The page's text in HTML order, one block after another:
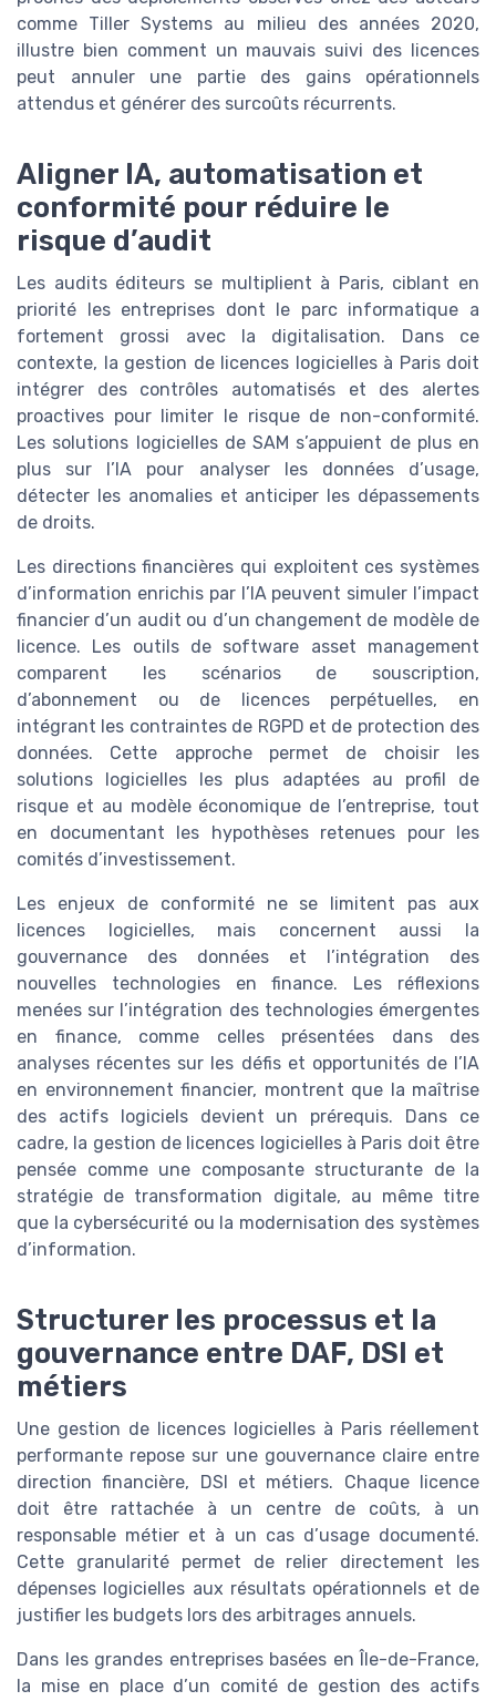
comme Tiller Systems au milieu des années 2020,
illustre bien comment un mauvais suivi des licences
peut annuler une partie des gains opérationnels
attendus et générer des surcoûts récurrents.
Aligner IA, automatisation et
conformité pour réduire le
risque d’audit
Les audits éditeurs se multiplient à Paris, ciblant en
priorité les entreprises dont le parc informatique a
fortement grossi avec la digitalisation. Dans ce
contexte, la gestion de licences logicielles à Paris doit
intégrer des contrôles automatisés et des alertes
proactives pour limiter le risque de non-conformité.
Les solutions logicielles de SAM s’appuient de plus en
plus sur l’IA pour analyser les données d’usage,
détecter les anomalies et anticiper les dépassements
de droits.
Les directions financières qui exploitent ces systèmes
d’information enrichis par l’IA peuvent simuler l’impact
financier d’un audit ou d’un changement de modèle de
licence. Les outils de software asset management
comparent les scénarios de souscription,
d’abonnement ou de licences perpétuelles, en
intégrant les contraintes de RGPD et de protection des
données. Cette approche permet de choisir les
solutions logicielles les plus adaptées au profil de
risque et au modèle économique de l’entreprise, tout
en documentant les hypothèses retenues pour les
comités d’investissement.
Les enjeux de conformité ne se limitent pas aux
licences logicielles, mais concernent aussi la
gouvernance des données et l’intégration des
nouvelles technologies en finance. Les réflexions
menées sur l’intégration des technologies émergentes
en finance, comme celles présentées dans des
analyses récentes sur les défis et opportunités de l’IA
en environnement financier, montrent que la maîtrise
des actifs logiciels devient un prérequis. Dans ce
cadre, la gestion de licences logicielles à Paris doit être
pensée comme une composante structurante de la
stratégie de transformation digitale, au même titre
que la cybersécurité ou la modernisation des systèmes
d’information.
Structurer les processus et la
gouvernance entre DAF, DSI et
métiers
Une gestion de licences logicielles à Paris réellement
performante repose sur une gouvernance claire entre
direction financière, DSI et métiers. Chaque licence
doit être rattachée à un centre de coûts, à un
responsable métier et à un cas d’usage documenté.
Cette granularité permet de relier directement les
dépenses logicielles aux résultats opérationnels et de
justifier les budgets lors des arbitrages annuels.
Dans les grandes entreprises basées en Île-de-France,
la mise en place d’un comité de gestion des actifs